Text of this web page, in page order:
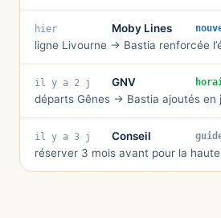
hier
Moby Lines
ligne Livourne → Bastia renforcée
il y a 2 j
GNV
départs Gênes → Bastia ajoutés en
il y a 3 j
Conseil
réserver 3 mois avant pour la